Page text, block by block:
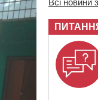
Всі новини